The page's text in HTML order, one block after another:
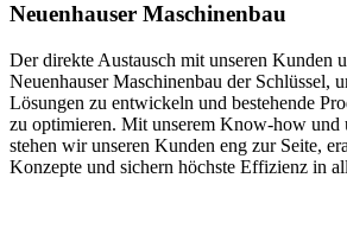
Neuenhauser Maschinenbau
Der direkte Austausch mit unseren Kunden
Neuenhauser Maschinenbau der Schlüssel,
Lösungen zu entwickeln und bestehende
zu optimieren. Mit unserem Know-how und
stehen wir unseren Kunden eng zur Seite,
Konzepte und sichern höchste Effizienz in